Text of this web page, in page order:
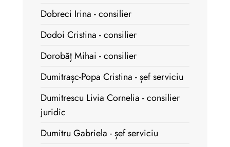
Dobreci Irina - consilier
Dodoi Cristina - consilier
Dorobăț Mihai - consilier
Dumitrașc-Popa Cristina - șef serviciu
Dumitrescu Livia Cornelia - consilier
juridic
Dumitru Gabriela - șef serviciu